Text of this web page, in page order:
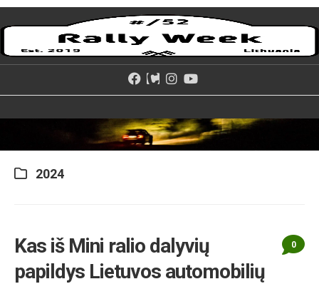
Skip
to
2024
Kas iš Mini ralio dalyvių
papildys Lietuvos automobilių
0